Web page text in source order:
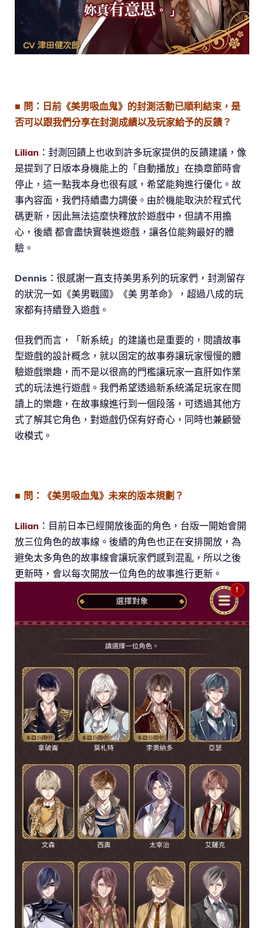
■ 問：日前《美男吸血鬼》的封測活動已順利結束，是
否可以跟我們分享在封測成績以及玩家給予的反饋？
Lilian ：封測回饋上也收到許多玩家提供的反饋建議，像
是提到了日版本身機能上的「自動播放」在換章節時會
停止，這一點我本身也很有感，希望能夠進行優化。故
事內容面，我們持續盡力調優。由於機能取決於程式代
碼更新，因此無法這麼快釋放於遊戲中，但請不用擔
心，後續 都會盡快實裝進遊戲，讓各位能夠最好的體
驗。
Dennis ：很感謝一直支持美男系列的玩家們，封測留存
的狀況一如《美男戰國》《美 男革命》，超過八成的玩
家都有持續登入遊戲。
但我們而言，「新系統」的建議也是重要的，閱讀故事
型遊戲的設計概念，就以固定的故事券讓玩家慢慢的體
驗遊戲樂趣，而不是以很高的門檻讓玩家一直肝如作業
式的玩法進行遊戲。我們希望透過新系統滿足玩家在閱
讀上的樂趣，在故事線進行到一個段落，可透過其他方
式了解其它角色，對遊戲仍保有好奇心，同時也兼顧營
收模式。
■ 問：《美男吸血鬼》未來的版本規劃？
Lilian ：目前日本已經開放後面的角色，台版一開始會開
放三位角色的故事線。後續的角色也正在安排開放，為
避免太多角色的故事線會讓玩家們感到混亂，所以之後
更新時，會以每次開放一位角色的故事進行更新。